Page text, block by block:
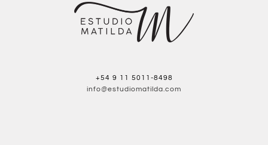
+54 9 11 5011-8498
info@estudiomatilda.com